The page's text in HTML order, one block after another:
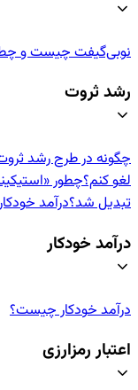
نوبی‌گیفت چیست و
رشد ثروت
چگونه در طرح رشد
لغو کنم؟چطور
تبدیل شد؟درآمد
درآمد خودکار
درآمد خودکار چیست؟
اعتبار رمزارزی